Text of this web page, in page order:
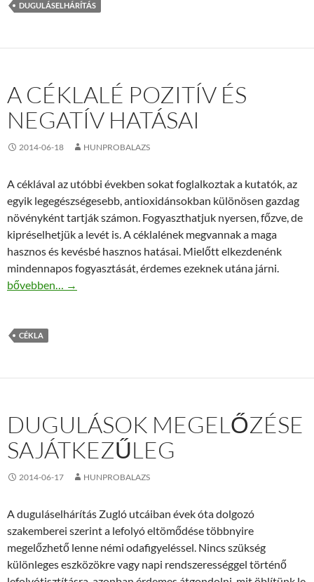
DUGULÁSELHÁRÍTÁS
A CÉKLALÉ POZITÍV ÉS
NEGATÍV HATÁSAI
2014-06-18 HUNPROBALAZS
A céklával az utóbbi években sokat foglalkoztak a kutatók, az
egyik legegészségesebb, antioxidánsokban különösen gazdag
növényként tartják számon. Fogyaszthatjuk nyersen, főzve, de
kipréselhetjük a levét is. A céklalének megvannak a maga
hasznos és kevésbé hasznos hatásai. Mielőtt elkezdenénk
mindennapos fogyasztását, érdemes ezeknek utána járni.
A céklalé pozitív és negatív hatásai
bővebben… →
CÉKLA
DUGULÁSOK MEGELŐZÉSE
SAJÁTKEZŰLEG
2014-06-17 HUNPROBALAZS
A duguláselhárítás Zugló utcáiban évek óta dolgozó
szakemberei szerint a lefolyó eltömődése többnyire
megelőzhető lenne némi odafigyeléssel. Nincs szükség
különleges eszközökre vagy napi rendszerességgel történő